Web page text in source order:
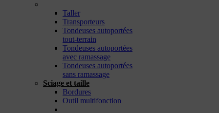
Taller
Transporteurs
Tondeuses autoportées
tout-terrain
Tondeuses autoportées
avec ramassage
Tondeuses autoportées
sans ramassage
Sciage et taille
Bordures
Outil multifonction